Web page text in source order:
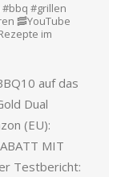
#grillen
🥓YouTube
im